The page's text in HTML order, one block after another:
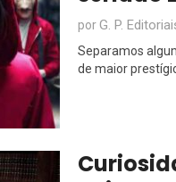
porG. P.
Separamos
de maior